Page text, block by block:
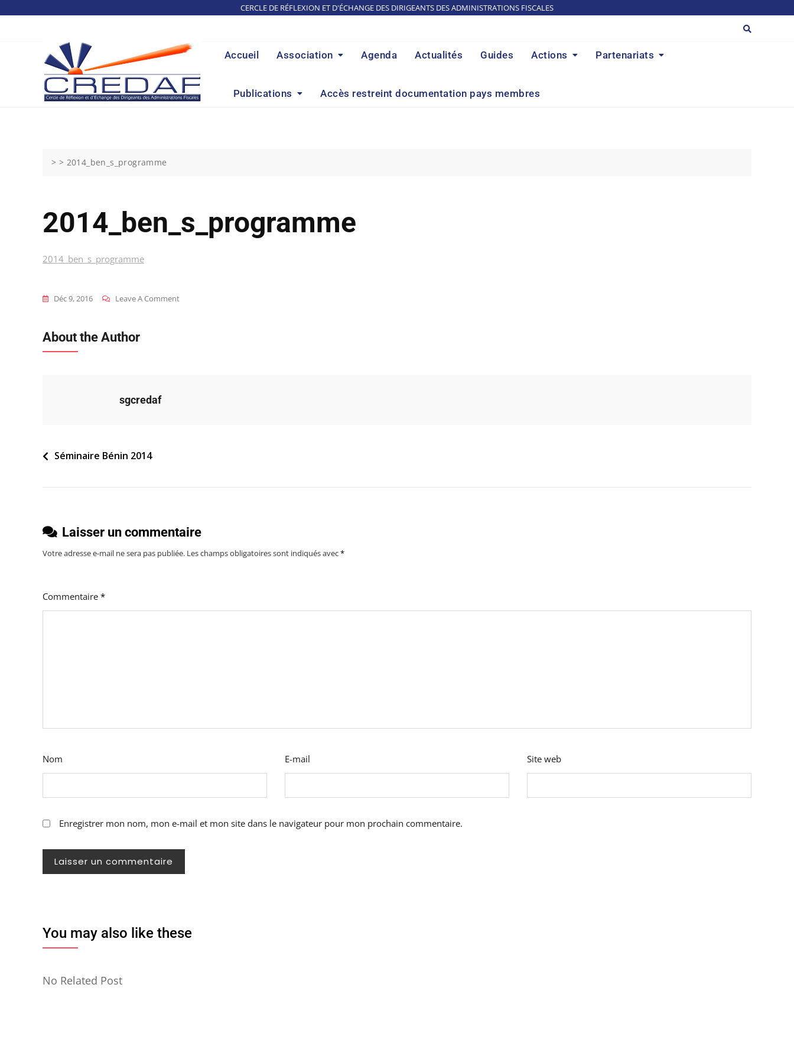
CERCLE DE RÉFLEXION ET D'ÉCHANGE DES DIRIGEANTS DES ADMINISTRATIONS FISCALES
Accueil Association Agenda Actualités Guides Actions Partenariats
Publications Accès restreint documentation pays membres
> > 2014_ben_s_programme
2014_ben_s_programme
2014_ben_s_programme
Déc 9, 2016 Leave A CommentOn
About the Author
sgcredaf
Navigation
Séminaire Bénin 2014
Laisser un commentaire
Votre adresse e-mail ne sera pas publiée. Les champs obligatoires sont indiqués avec*
Commentaire *
Nom E-mail Site web
Enregistrer mon nom, mon e-mail et mon site dans le navigateur pour mon prochain commentaire.
You may also like these
No Related Post